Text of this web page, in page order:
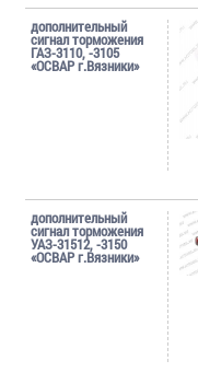
дополнительный
сигнал торможения
ГАЗ-3110, -3105
«ОСВАР г.Вязники»
дополнительный
сигнал торможения
УАЗ-31512, -3150
«ОСВАР г.Вязники»